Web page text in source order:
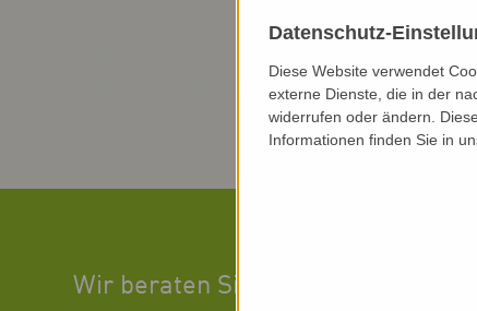
Wir beraten Sie persönlich
Datenschutz-
Diese Website verwendet
externe Dienste, die in der
widerrufen oder ändern.
Informationen finden Sie in